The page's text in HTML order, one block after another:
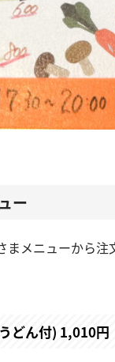
ー
まメニューから注
どん付) 1,010円